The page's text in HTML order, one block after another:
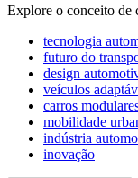
Explore o conceito de
tecnologia
futuro do
design
veículos
carros
mobilidade
indústria
inovação